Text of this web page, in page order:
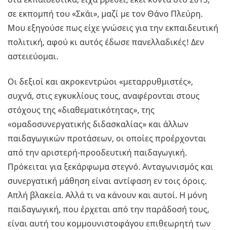
σε εκπομπή του «Σκάι», μαζί με τον Θάνο Πλεύρη.
Μου εξηγούσε πως είχε γνώσεις για την εκπαιδευτική
πολιτική, αφού κι αυτός έδωσε πανελλαδικές! Δεν
αστειεύομαι.
Οι δεξιοί και ακροκεντρώοι «μεταρρυθμιστές»,
συχνά, στις εγκυκλίους τους, αναφέρονται στους
στόχους της «διαθεματικότητας», της
«ομαδοσυνεργατικής διδασκαλίας» και άλλων
παιδαγωγικών προτάσεων, οι οποίες προέρχονται
από την αριστερή-προοδευτική παιδαγωγική.
Πρόκειται για ξεκάρφωμα στεγνό. Ανταγωνισμός και
συνεργατική μάθηση είναι αντίφαση εν τοις όροις.
Απλή βλακεία. Αλλά τι να κάνουν και αυτοί. Η μόνη
παιδαγωγική, που έρχεται από την παράδοσή τους,
είναι αυτή του κομμουνιστοφάγου επιθεωρητή των